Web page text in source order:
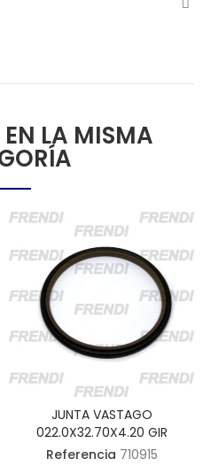
LA MISMA
JUNTA VASTAGO
022.0X32.70X4.20 GIR
Referencia 710915